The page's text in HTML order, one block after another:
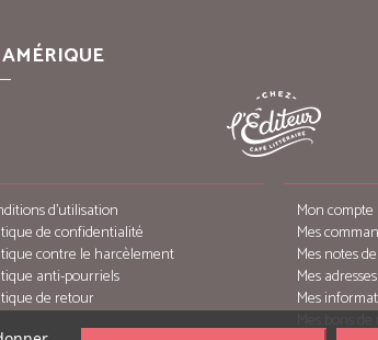
d’utilisation
de confidentialité
contre le harcèlement
anti-pourriels
de retour
Mon compte
Mes
Mes notes
Mes adresses
Mes